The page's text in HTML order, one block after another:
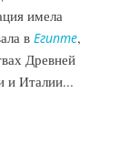
имела
в Египте,
Древней
и Италии...